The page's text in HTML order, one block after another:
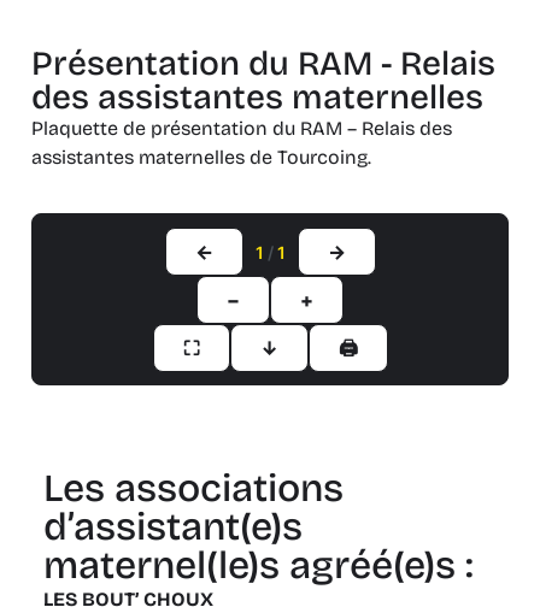
Présentation du RAM - Relais
des assistantes maternelles
Plaquette de présentation du RAM – Relais des
assistantes maternelles de Tourcoing.
− +
← 1 / 1 →
⛶ ↓ 🖨
Les associations
d’assistant(e)s
maternel(le)s agréé(e)s :
LES BOUT’ CHOUX